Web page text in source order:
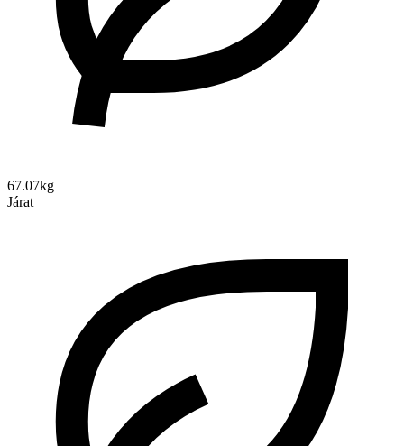
67.07kg
Járat